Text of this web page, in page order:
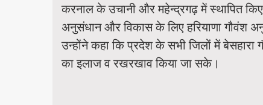
करनाल के उचानी और महेन्द्रगढ़ में स्थापित
अनुसंधान और विकास के लिए हरियाणा गौवंश
उन्होंने कहा कि प्रदेश के सभी जिलों में बेसहारा
का इलाज व रखरखाव किया जा सके।